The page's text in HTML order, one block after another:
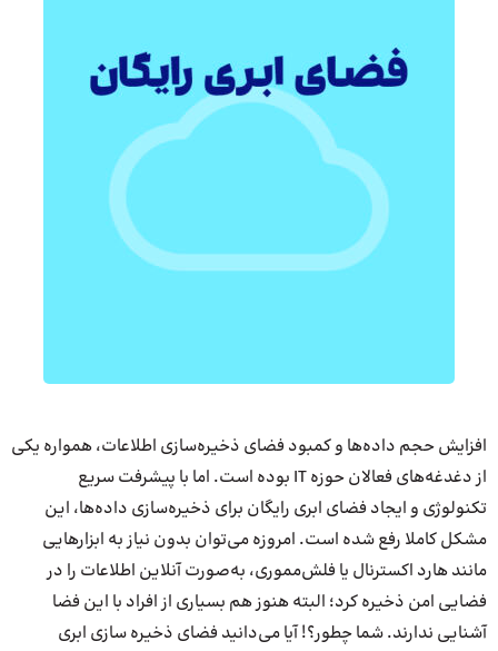
افزایش حجم داده‌ها و کمبود فضای ذخیره‌سازی اطلاعات، همواره یکی
از دغدغه‌های فعالان حوزه IT بوده است. اما با پیشرفت سریع
تکنولوژی و ایجاد فضای ابری رایگان برای ذخیره‌سازی داده‌ها، این
مشکل کاملا رفع شده است. امروزه می‌توان بدون نیاز به ابزارهایی
مانند هارد اکسترنال یا فلش‌مموری، به‌صورت آنلاین اطلاعات را در
فضایی امن ذخیره کرد؛ البته هنوز هم بسیاری از افراد با این فضا
آشنایی ندارند. شما چطور؟! آیا می‌دانید فضای ذخیره سازی ابری